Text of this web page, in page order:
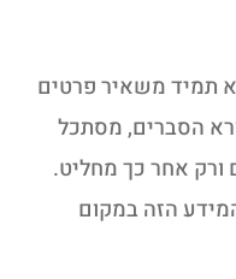
תמיד משאיר פרטים
הסברים, מסתכל
ורק אחר כך מחליט.
הזה במקום